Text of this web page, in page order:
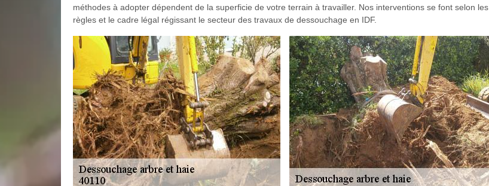
méthodes à adopter dépendent de la superficie de votre terrain à travailler. Nos interventions se font selon les
règles et le cadre légal régissant le secteur des travaux de dessouchage en IDF.